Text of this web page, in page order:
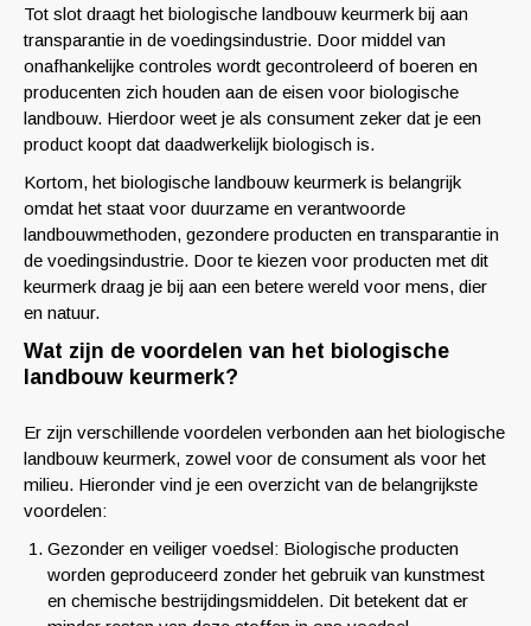
Tot slot draagt het biologische landbouw keurmerk bij aan
transparantie in de voedingsindustrie. Door middel van
onafhankelijke controles wordt gecontroleerd of boeren en
producenten zich houden aan de eisen voor biologische
landbouw. Hierdoor weet je als consument zeker dat je een
product koopt dat daadwerkelijk biologisch is.
Kortom, het biologische landbouw keurmerk is belangrijk
omdat het staat voor duurzame en verantwoorde
landbouwmethoden, gezondere producten en transparantie in
de voedingsindustrie. Door te kiezen voor producten met dit
keurmerk draag je bij aan een betere wereld voor mens, dier
en natuur.
Wat zijn de voordelen van het biologische
landbouw keurmerk?
Er zijn verschillende voordelen verbonden aan het biologische
landbouw keurmerk, zowel voor de consument als voor het
milieu. Hieronder vind je een overzicht van de belangrijkste
voordelen:
Gezonder en veiliger voedsel: Biologische producten
worden geproduceerd zonder het gebruik van kunstmest
en chemische bestrijdingsmiddelen. Dit betekent dat er